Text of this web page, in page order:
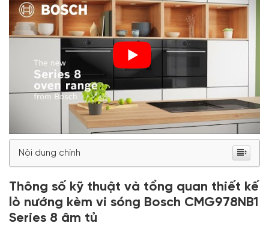
Nội dung chính
Thông số kỹ thuật và tổng quan thiết kế
lò nướng kèm vi sóng Bosch CMG978NB1
Series 8 âm tủ